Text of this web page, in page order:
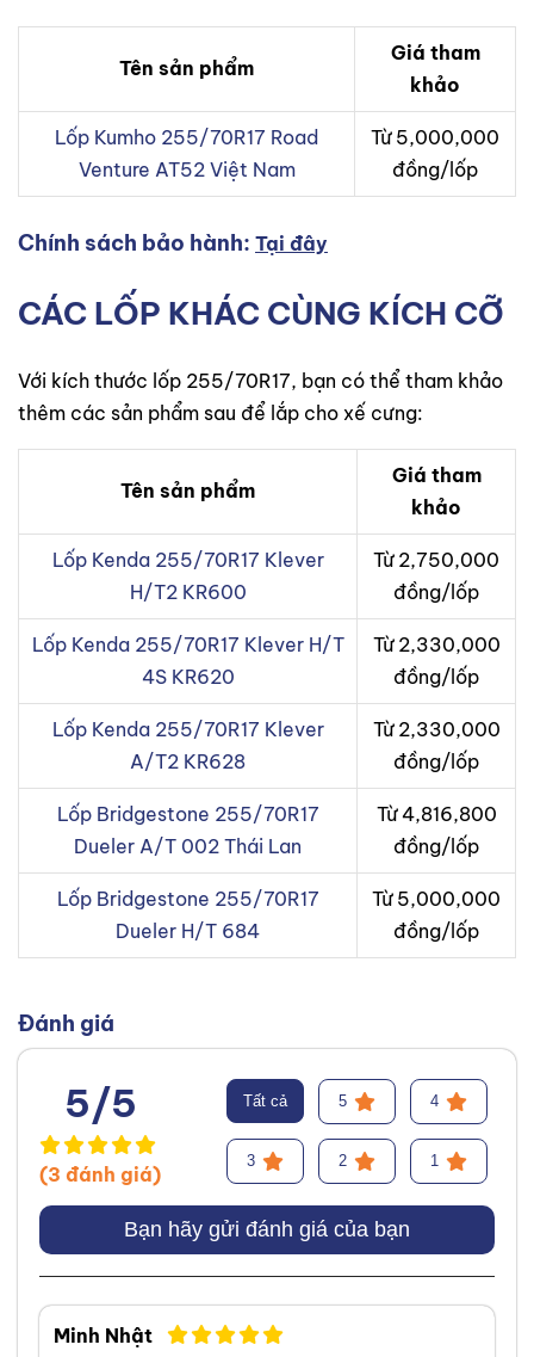
Tên sản phẩm
Giá tham
khảo
Lốp Kumho 255/70R17 Road
Venture AT52 Việt Nam
Từ 5,000,000
đồng/lốp
Chính sách bảo hành: Tại đây
CÁC LỐP KHÁC CÙNG KÍCH CỠ
Với kích thước lốp 255/70R17, bạn có thể tham khảo
thêm các sản phẩm sau để lắp cho xế cưng:
Tên sản phẩm
Giá tham
khảo
Lốp Kenda 255/70R17 Klever
H/T2 KR600
Từ 2,750,000
đồng/lốp
Lốp Kenda 255/70R17 Klever H/T
4S KR620
Từ 2,330,000
đồng/lốp
Lốp Kenda 255/70R17 Klever
A/T2 KR628
Từ 2,330,000
đồng/lốp
Lốp Bridgestone 255/70R17
Dueler A/T 002 Thái Lan
Từ 4,816,800
đồng/lốp
Lốp Bridgestone 255/70R17
Dueler H/T 684
Từ 5,000,000
đồng/lốp
Đánh giá
5/5
(3 đánh giá)
Tất cả 5 4
3 2 1
Bạn hãy gửi đánh giá của bạn
Minh Nhật